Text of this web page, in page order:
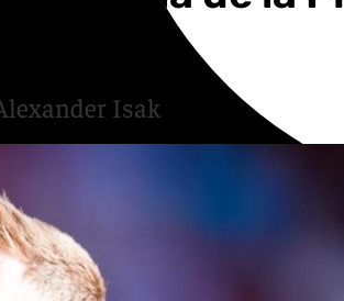
Isak